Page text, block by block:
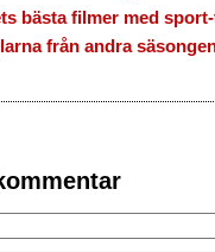
bästa filmer med
från andra